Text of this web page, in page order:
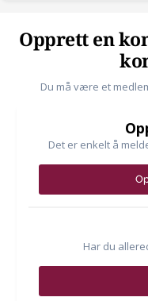
Opprett en
Du må være et
Det er enkelt å
Har du